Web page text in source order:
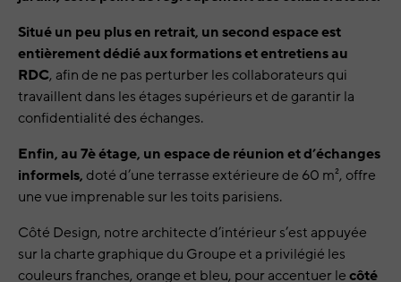
Situé un peu plus en retrait, un second espace est
entièrement dédié aux formations et entretiens au
RDC, afin de ne pas perturber les collaborateurs qui
travaillent dans les étages supérieurs et de garantir la
confidentialité des échanges.
Enfin, au 7è étage, un espace de réunion et d’échanges
informels, doté d’une terrasse extérieure de 60 m², offre
une vue imprenable sur les toits parisiens.
Côté Design, notre architecte d’intérieur s’est appuyée
sur la charte graphique du Groupe et a privilégié les
couleurs franches, orange et bleu, pour accentuer lecôté